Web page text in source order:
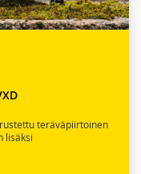
teräväpiirtoinen
lisäksi